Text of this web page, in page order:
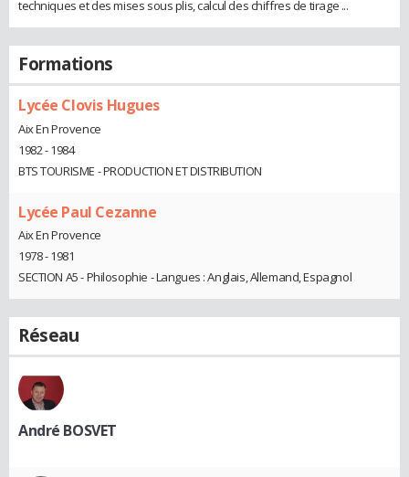
techniques et des mises sous plis, calcul des chiffres de tirage ...
Formations
Lycée Clovis Hugues
Aix En Provence
1982 - 1984
BTS TOURISME - PRODUCTION ET DISTRIBUTION
Lycée Paul Cezanne
Aix En Provence
1978 - 1981
SECTION A5 - Philosophie - Langues : Anglais, Allemand, Espagnol
Réseau
André BOSVET